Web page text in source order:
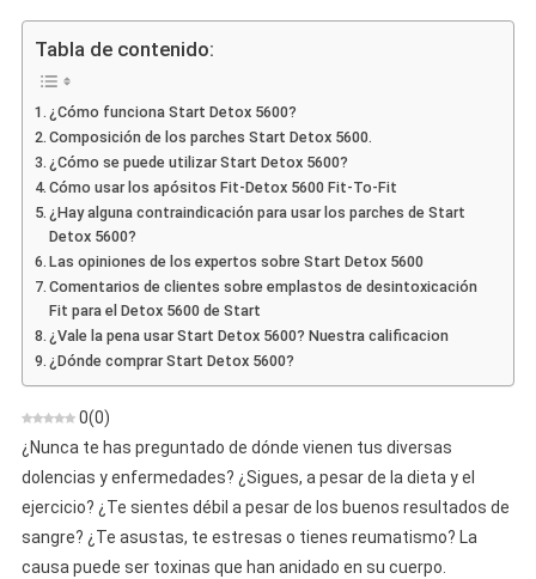
Tabla de contenido:
¿Cómo funciona Start Detox 5600?
Composición de los parches Start Detox 5600.
¿Cómo se puede utilizar Start Detox 5600?
Cómo usar los apósitos Fit-Detox 5600 Fit-To-Fit
¿Hay alguna contraindicación para usar los parches de Start
Detox 5600?
Las opiniones de los expertos sobre Start Detox 5600
Comentarios de clientes sobre emplastos de desintoxicación
Fit para el Detox 5600 de Start
¿Vale la pena usar Start Detox 5600? Nuestra calificacion
¿Dónde comprar Start Detox 5600?
0(0)
¿Nunca te has preguntado de dónde vienen tus diversas
dolencias y enfermedades? ¿Sigues, a pesar de la dieta y el
ejercicio? ¿Te sientes débil a pesar de los buenos resultados de
sangre? ¿Te asustas, te estresas o tienes reumatismo? La
causa puede ser toxinas que han anidado en su cuerpo.